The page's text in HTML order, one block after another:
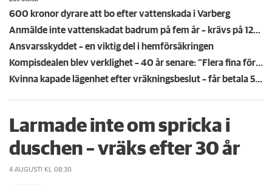
600 kronor dyrare att bo efter vattenskada i Varberg
Anmälde inte vattenskadat badrum på fem år – krävs på 125 000 kronor
Ansvarsskyddet – en viktig del i hemförsäkringen
Kompisdealen blev verklighet – 40 år senare: "Flera fina fördelar med att dela bostad"
Kvinna kapade lägenhet efter vräkningsbeslut – får betala 50 000
Larmade inte om spricka i
duschen – vräks efter 30 år
4 AUGUSTI KL 08:30